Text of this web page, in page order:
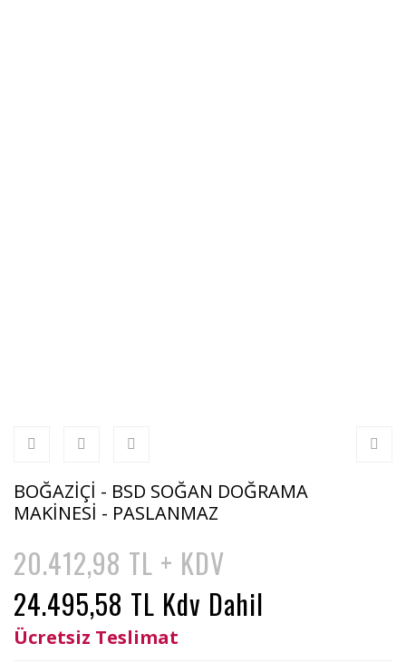
BOĞAZİÇİ - BSD SOĞAN DOĞRAMA
MAKİNESİ - PASLANMAZ
20.412,98 TL + KDV
24.495,58 TL Kdv Dahil
Ücretsiz Teslimat